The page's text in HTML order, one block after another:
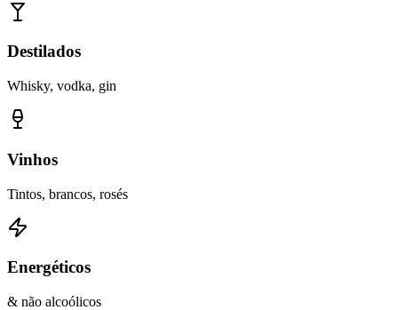
Destilados
Whisky, vodka, gin
Vinhos
Tintos, brancos, rosés
Energéticos
& não alcoólicos